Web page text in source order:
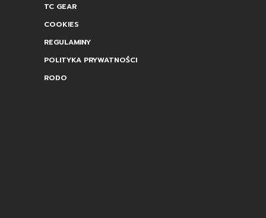
TC GEAR
COOKIES
REGULAMINY
POLITYKA PRYWATNOŚCI
RODO